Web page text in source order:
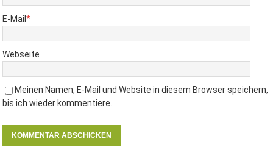
E-Mail*
Webseite
Meinen Namen, E-Mail und Website in diesem Browser speichern,
bis ich wieder kommentiere.